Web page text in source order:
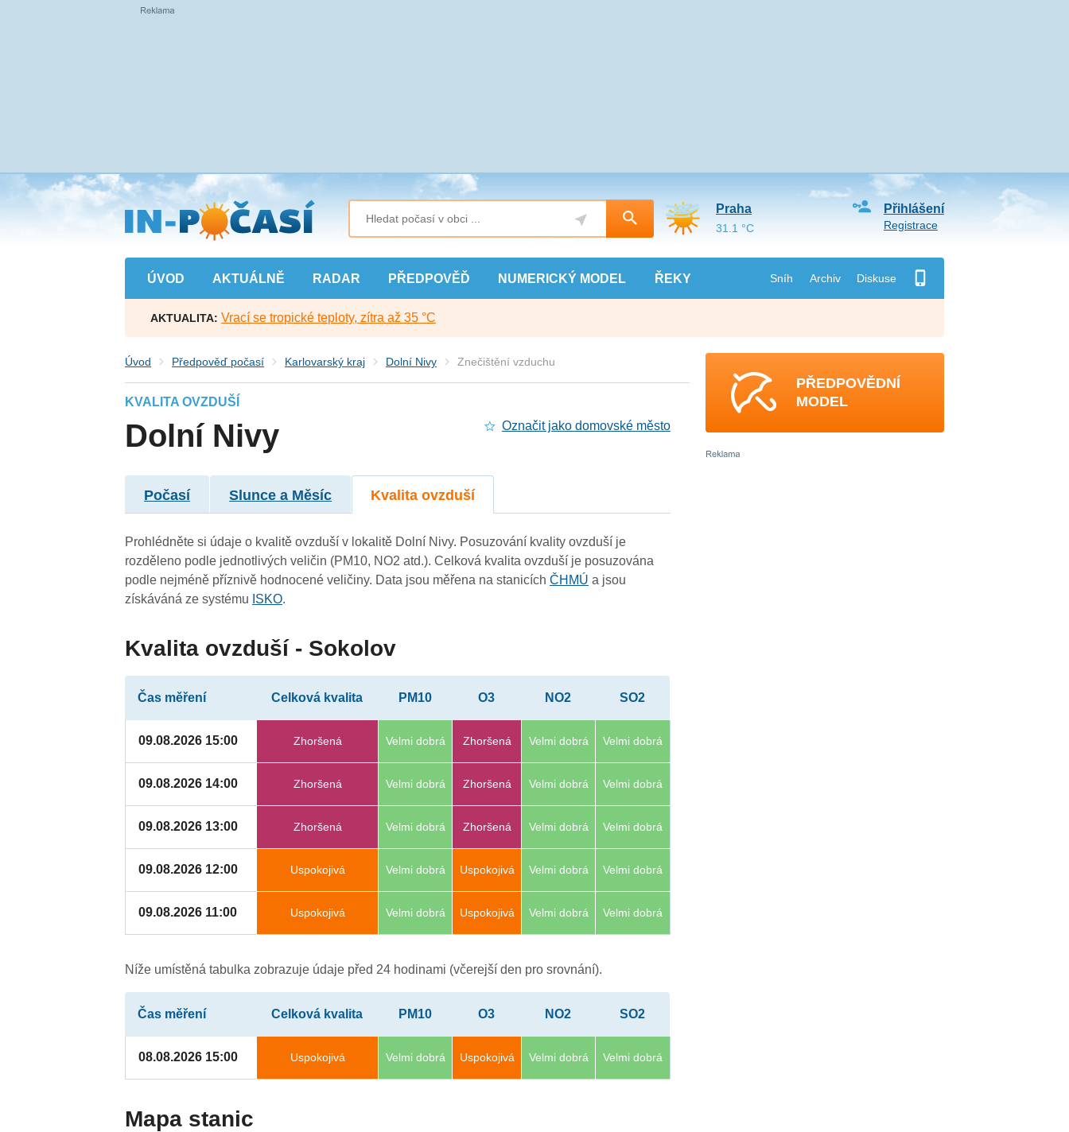
Přejít
na
hlavní
obsah
ÚVOD AKTUÁLNĚ RADAR PŘEDPOVĚĎ NUMERICKÝ MODEL ŘEKY Sníh Archiv Diskuse
Přihlášení
Registrace
Praha
31.1 °C
AKTUALITA: Vrací se tropické teploty, zítra až 35 °C
Úvod Předpověď počasí Karlovarský kraj Dolní Nivy Znečištění vzduchu
KVALITA OVZDUŠÍ
Dolní Nivy Označit jako domovské město
Počasí Slunce a Měsíc Kvalita ovzduší
Prohlédněte si údaje o kvalitě ovzduší v lokalitě Dolní Nivy. Posuzování kvality ovzduší je
rozděleno podle jednotlivých veličin (PM10, NO2 atd.). Celková kvalita ovzduší je posuzována
podle nejméně příznivě hodnocené veličiny. Data jsou měřena na stanicíchČHMÚ a jsou
získáváná ze systému ISKO.
Kvalita ovzduší - Sokolov
Čas měření Celková kvalita PM10 O3 NO2 SO2
09.08.2026 15:00 Zhoršená Velmi dobrá Zhoršená Velmi dobrá Velmi dobrá
09.08.2026 14:00 Zhoršená Velmi dobrá Zhoršená Velmi dobrá Velmi dobrá
09.08.2026 13:00 Zhoršená Velmi dobrá Zhoršená Velmi dobrá Velmi dobrá
09.08.2026 12:00 Uspokojivá Velmi dobrá Uspokojivá Velmi dobrá Velmi dobrá
09.08.2026 11:00 Uspokojivá Velmi dobrá Uspokojivá Velmi dobrá Velmi dobrá
Níže umístěná tabulka zobrazuje údaje před 24 hodinami (včerejší den pro srovnání).
Čas měření Celková kvalita PM10 O3 NO2 SO2
08.08.2026 15:00 Uspokojivá Velmi dobrá Uspokojivá Velmi dobrá Velmi dobrá
Mapa stanic
4
PŘEDPOVĚDNÍ
MODEL